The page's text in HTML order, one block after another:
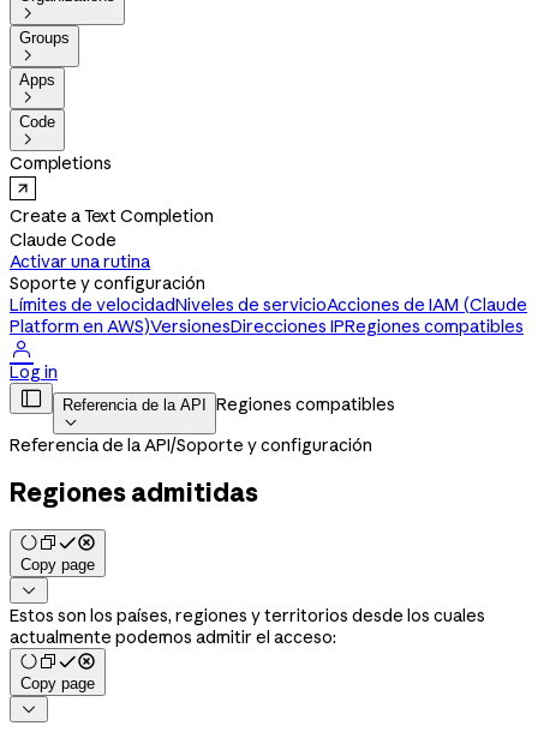

Groups

Apps

Code

Completions
Create a Text Completion
Claude Code
Activar una rutina
Soporte y configuración
Límites de velocidadNiveles de servicioAcciones de IAM (Claude
Platform en AWS)VersionesDirecciones IPRegiones compatibles

Log in
 Referencia de la API

Regiones compatibles
Referencia de la API/Soporte y configuración
Regiones admitidas
Copy page

Estos son los países, regiones y territorios desde los cuales
actualmente podemos admitir el acceso:
Copy page
